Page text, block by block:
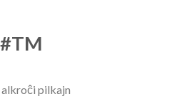
pilkajn